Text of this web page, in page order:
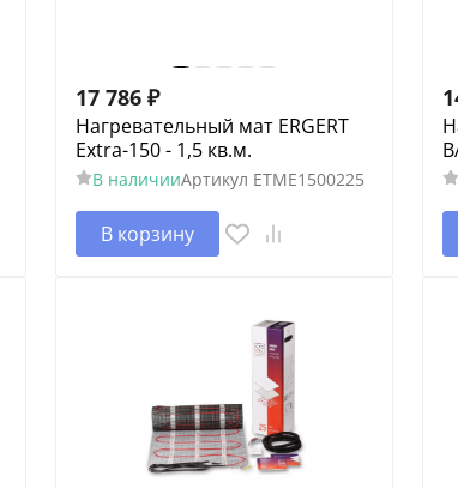
17 786 ₽
Нагревательный мат ERGERT
Extra-150 - 1,5 кв.м.
В наличииАртикул ETME1500225
В корзину